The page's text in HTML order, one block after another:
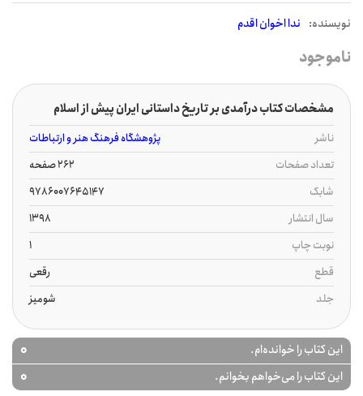
نويسنده: ندا اخوان اقدم
ناموجود
مشخصات کتاب درآمدی بر تاریخ داستانی ایران پیش از اسلام
ناشر
پژوهشگاه فرهنگ هنر و ارتباطات
تعداد صفحات
262 صفحه
شابک
9786007645147
سال انتشار
1398
نوبت چاپ
1
قطع
رقعی
جلد
شومیز
این کتاب را خوانده‌ام. 0
این کتاب را می‌خواهم بخوانم.
0